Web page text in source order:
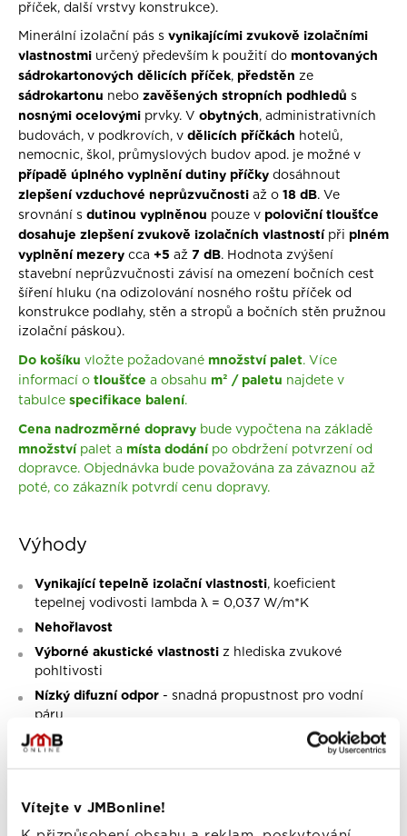
Vítejte v JMBonline!
příček, další vrstvy konstrukce).
Minerální izolační pás s vynikajícími zvukově izolačními
vlastnostmi určený především k použití do montovaných
sádrokartonových dělicích příček, předstěn ze
sádrokartonu nebo zavěšených stropních podhledů s
nosnými ocelovými prvky. V obytných, administrativních
budovách, v podkrovích, v dělicích příčkách hotelů,
nemocnic, škol, průmyslových budov apod. je možné v
případě úplného vyplnění dutiny příčky dosáhnout
zlepšení vzduchové neprůzvučnosti až o 18 dB. Ve
srovnání s dutinou vyplněnou pouze v poloviční tloušťce
dosahuje zlepšení zvukově izolačních vlastností při plném
vyplnění mezery cca +5 až 7 dB. Hodnota zvýšení
stavební neprůzvučnosti závisí na omezení bočních cest
šíření hluku (na odizolování nosného roštu příček od
konstrukce podlahy, stěn a stropů a bočních stěn pružnou
izolační páskou).
Do košíku vložte požadované množství palet. Více
informací o tloušťce a obsahu m² / paletu najdete v
tabulce specifikace balení.
Cena nadrozměrné dopravy bude vypočtena na základě
množství palet a místa dodání po obdržení potvrzení od
dopravce. Objednávka bude považována za závaznou až
poté, co zákazník potvrdí cenu dopravy.
Výhody
Vynikající tepelně izolační vlastnosti, koeficient
tepelnej vodivosti lambda λ = 0,037 W/m*K
Nehořlavost
Výborné akustické vlastnosti z hlediska zvukové
pohltivosti
Nízký difuzní odpor - snadná propustnost pro vodní
páru
Vodoodpudivost
Odolnost proti dřevokazným škůdcům
hmyzu